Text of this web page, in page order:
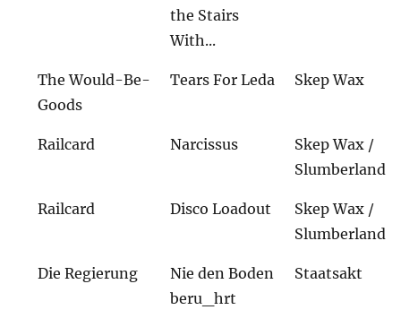
the Stairs
With...
The Would-Be-
Goods
Tears For Leda Skep Wax
Railcard Narcissus
Skep Wax /
Slumberland
Railcard Disco Loadout
Skep Wax /
Slumberland
Die Regierung
Nie den Boden
beru_hrt
Staatsakt